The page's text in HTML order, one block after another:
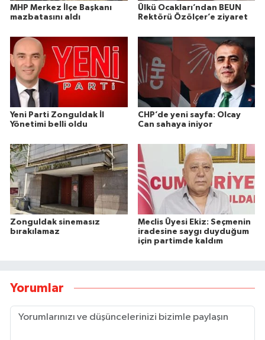
MHP Merkez İlçe Başkanı
mazbatasını aldı
Ülkü Ocakları’ndan BEUN
Rektörü Özölçer’e ziyaret
Yeni Parti Zonguldak İl
Yönetimi belli oldu
CHP’de yeni sayfa: Olcay
Can sahaya iniyor
Zonguldak sinemasız
bırakılamaz
Meclis Üyesi Ekiz: Seçmenin
iradesine saygı duyduğum
için partimde kaldım
Yorumlar